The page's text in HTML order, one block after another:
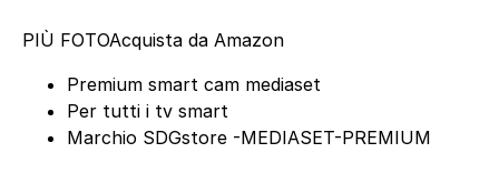
PIÙ FOTOAcquista da Amazon
Premium smart cam mediaset
Per tutti i tv smart
Marchio SDGstore -MEDIASET-PREMIUM